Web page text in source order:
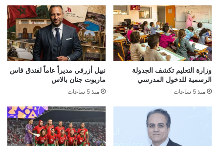
وزارة التعليم تكشف الجدولة
الرسمية للدخول المدرسي
منذ 5 ساعات
نبيل أزرفي مديراً عاماً لفندق فاس
ماريوت جنان بالاس
منذ 5 ساعات